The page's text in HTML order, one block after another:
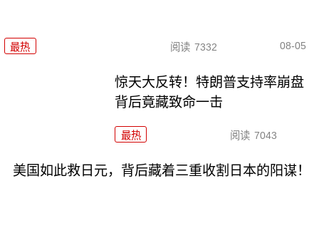
最热 阅读 7332 08-05
惊天大反转！特朗普支持率崩盘
背后竟藏致命一击
最热 阅读 7043
美国如此救日元，背后藏着三重收割日本的阳谋！